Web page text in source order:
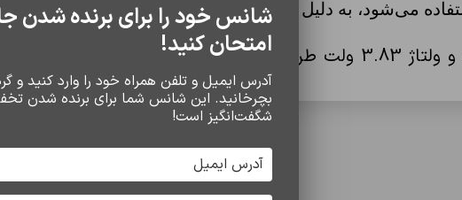
میلی‌آمپر ساعت و ولتاژ 3.83 ولت طراحی شده است که با توجه
سایر محصولات
شانس خود را برای برنده شدن
امتحان کنید!
آدرس ایمیل و تلفن همراه خود را وارد کنید و
بچرخانید. این شانس شما برای برنده شدن
شگفت‌انگیز است!